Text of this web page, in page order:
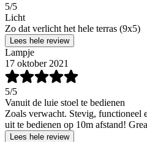
5/5
Licht
Zo dat verlicht het hele terras (9x5)
Lees hele review
Lampje
17 oktober 2021
5/5
Vanuit de luie stoel te bedienen
Zoals verwacht. Stevig, functioneel
uit te bedienen op 10m afstand!
Lees hele review